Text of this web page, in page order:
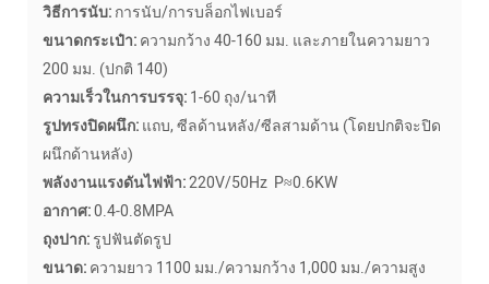
วิธีการนับ:การนับ/การบล็อกไฟเบอร์
ขนาดกระเป๋า:ความกว้าง 40-160 มม. และภายในความยาว
200 มม. (ปกติ 140)
ความเร็วในการบรรจุ:1-60 ถุง/นาที
รูปทรงปิดผนึก:แถบ, ซีลด้านหลัง/ซีลสามด้าน (โดยปกติจะปิด
ผนึกด้านหลัง)
พลังงานแรงดันไฟฟ้า:220V/50Hz P≈0.6KW
อากาศ:0.4-0.8MPA
ถุงปาก:รูปฟันตัดรูป
ขนาด:ความยาว 1100 มม./ความกว้าง 1,000 มม./ความสูง